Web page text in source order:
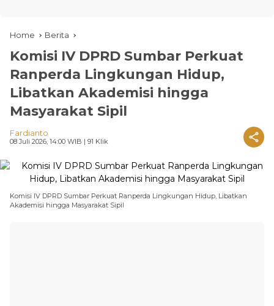
Home Berita
Komisi IV DPRD Sumbar Perkuat
Ranperda Lingkungan Hidup,
Libatkan Akademisi hingga
Masyarakat Sipil
Fardianto
08 Juli 2026, 14:00 WIB | 91 Klik
Komisi IV DPRD Sumbar Perkuat Ranperda Lingkungan Hidup, Libatkan
Akademisi hingga Masyarakat Sipil